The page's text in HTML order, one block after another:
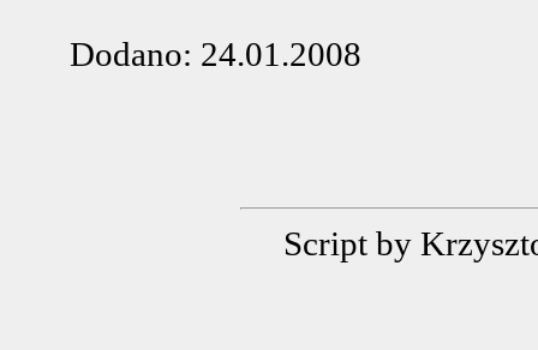
Dodano: 24.01.2008
Script by